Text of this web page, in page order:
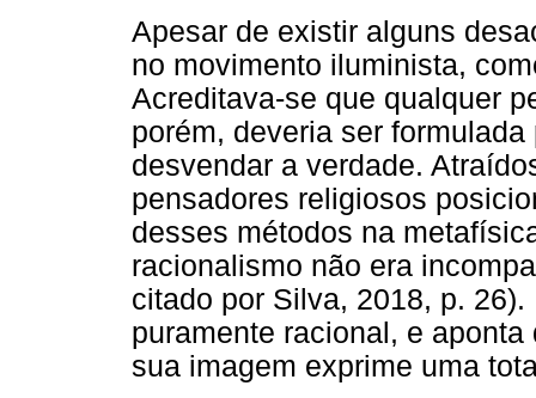
Apesar de existir alguns
no movimento iluminista,
Acreditava-se que qualquer
porém, deveria ser
desvendar a verdade.
pensadores religiosos
desses métodos na
racionalismo não era
citado por Silva, 2018, p.
puramente racional, e
sua imagem exprime uma